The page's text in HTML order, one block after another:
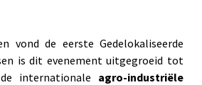
vond de eerste Gedelokaliseerde
is dit evenement uitgegroeid tot
internationale agro-industriële